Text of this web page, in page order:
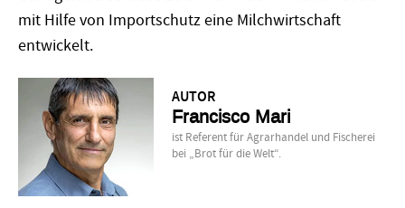
mit Hilfe von Importschutz eine Milchwirtschaft
entwickelt.
AUTOR
Francisco Mari
ist Referent für Agrarhandel und Fischerei
bei „Brot für die Welt“.